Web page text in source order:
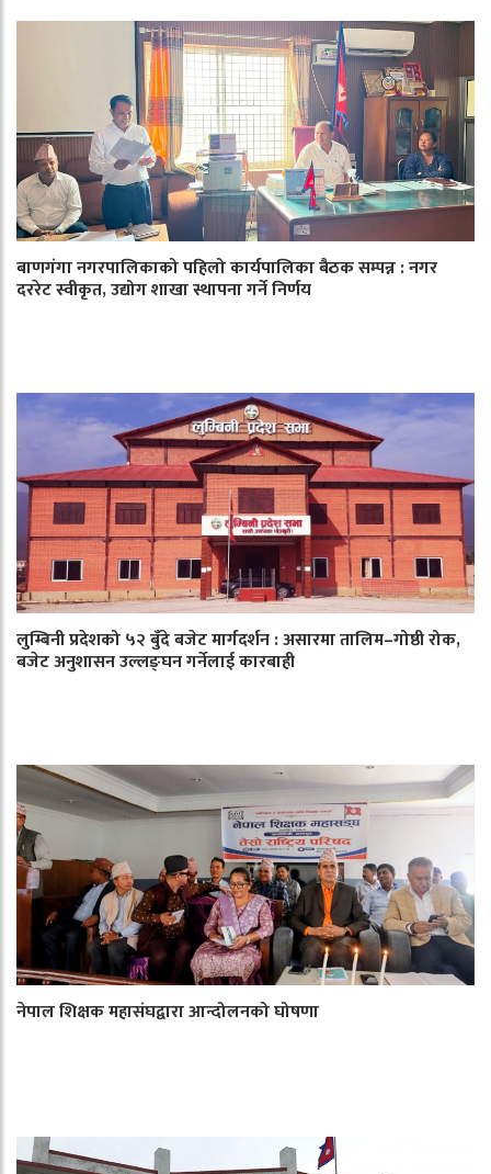
बाणगंगा नगरपालिकाको पहिलो कार्यपालिका बैठक सम्पन्न : नगर
दररेट स्वीकृत, उद्योग शाखा स्थापना गर्ने निर्णय
लुम्बिनी प्रदेशको ५२ बुँदे बजेट मार्गदर्शन : असारमा तालिम–गोष्ठी रोक,
बजेट अनुशासन उल्लङ्घन गर्नेलाई कारबाही
नेपाल शिक्षक महासंघद्वारा आन्दोलनको घोषणा